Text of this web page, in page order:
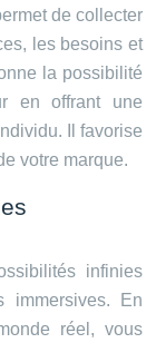
de collecter
les besoins et
la possibilité
en offrant une
Il favorise
votre marque.
infinies
immersives. En
réel, vous